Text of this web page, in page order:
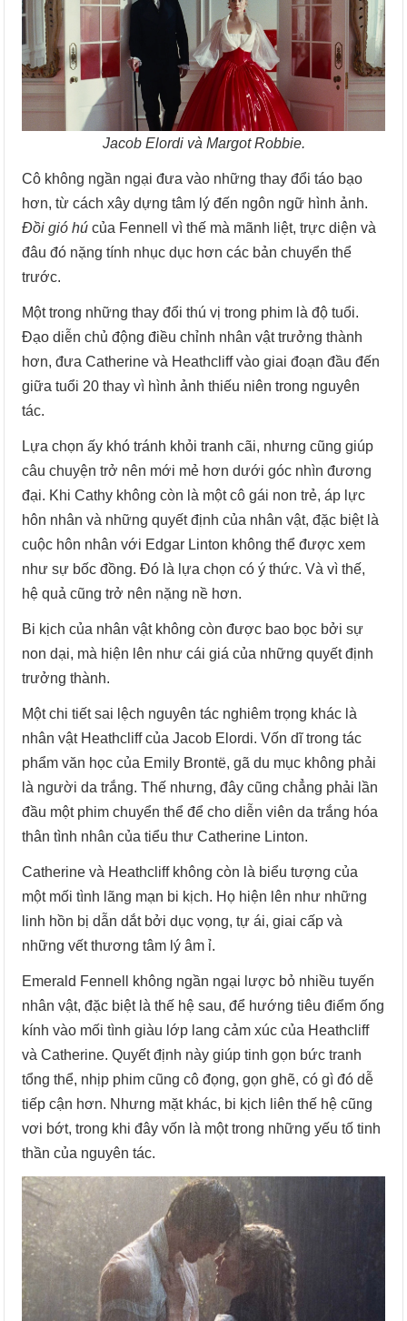
Jacob Elordi và Margot Robbie.
Cô không ngần ngại đưa vào những thay đổi táo bạo
hơn, từ cách xây dựng tâm lý đến ngôn ngữ hình ảnh.
Đồi gió húcủa Fennell vì thế mà mãnh liệt, trực diện và
đâu đó nặng tính nhục dục hơn các bản chuyển thể
trước.
Một trong những thay đổi thú vị trong phim là độ tuổi.
Đạo diễn chủ động điều chỉnh nhân vật trưởng thành
hơn, đưa Catherine và Heathcliff vào giai đoạn đầu đến
giữa tuổi 20 thay vì hình ảnh thiếu niên trong nguyên
tác.
Lựa chọn ấy khó tránh khỏi tranh cãi, nhưng cũng giúp
câu chuyện trở nên mới mẻ hơn dưới góc nhìn đương
đại. Khi Cathy không còn là một cô gái non trẻ, áp lực
hôn nhân và những quyết định của nhân vật, đặc biệt là
cuộc hôn nhân với Edgar Linton không thể được xem
như sự bốc đồng. Đó là lựa chọn có ý thức. Và vì thế,
hệ quả cũng trở nên nặng nề hơn.
Bi kịch của nhân vật không còn được bao bọc bởi sự
non dại, mà hiện lên như cái giá của những quyết định
trưởng thành.
Một chi tiết sai lệch nguyên tác nghiêm trọng khác là
nhân vật Heathcliff của Jacob Elordi. Vốn dĩ trong tác
phẩm văn học của Emily Brontë, gã du mục không phải
là người da trắng. Thế nhưng, đây cũng chẳng phải lần
đầu một phim chuyển thể để cho diễn viên da trắng hóa
thân tình nhân của tiểu thư Catherine Linton.
Catherine và Heathcliff không còn là biểu tượng của
một mối tình lãng mạn bi kịch. Họ hiện lên như những
linh hồn bị dẫn dắt bởi dục vọng, tự ái, giai cấp và
những vết thương tâm lý âm ỉ.
Emerald Fennell không ngần ngại lược bỏ nhiều tuyến
nhân vật, đặc biệt là thế hệ sau, để hướng tiêu điểm ống
kính vào mối tình giàu lớp lang cảm xúc của Heathcliff
và Catherine. Quyết định này giúp tinh gọn bức tranh
tổng thể, nhịp phim cũng cô đọng, gọn ghẽ, có gì đó dễ
tiếp cận hơn. Nhưng mặt khác, bi kịch liên thế hệ cũng
vơi bớt, trong khi đây vốn là một trong những yếu tố tinh
thần của nguyên tác.